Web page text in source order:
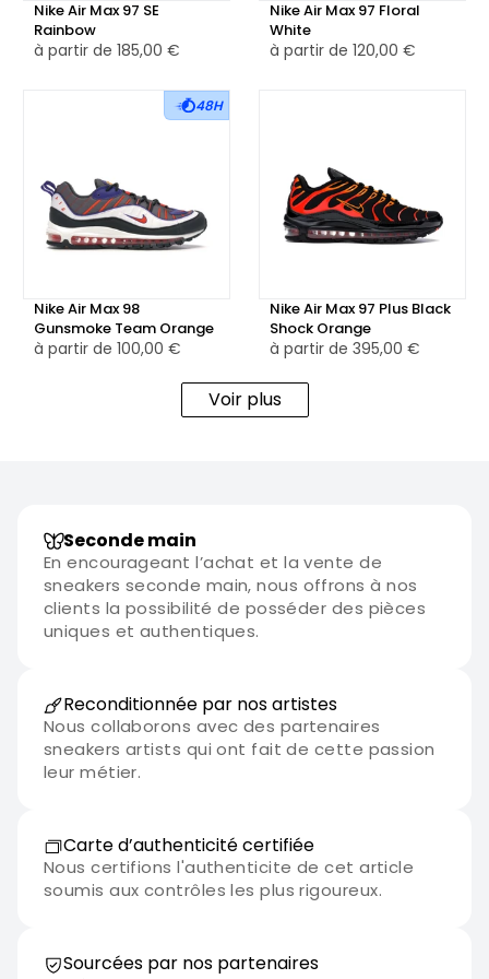
Nike Air Max 97 SE
Rainbow
à partir de 185,00 €
Nike Air Max 97 Floral
White
à partir de 120,00 €
48H
Nike Air Max 98
Gunsmoke Team Orange
à partir de 100,00 €
Nike Air Max 97 Plus Black
Shock Orange
à partir de 395,00 €
Voir plus
Seconde main
En encourageant l’achat et la vente de
sneakers seconde main, nous offrons à nos
clients la possibilité de posséder des pièces
uniques et authentiques.
Reconditionnée par nos artistes
Nous collaborons avec des partenaires
sneakers artists qui ont fait de cette passion
leur métier.
Carte d’authenticité certifiée
Nous certifions l'authenticite de cet article
soumis aux contrôles les plus rigoureux.
Sourcées par nos partenaires